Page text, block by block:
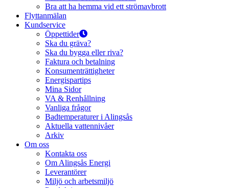
Bra att ha hemma vid ett strömavbrott
Flyttanmälan
Kundservice
Öppettider
Ska du gräva?
Ska du bygga eller riva?
Faktura och betalning
Konsumenträttigheter
Energispartips
Mina Sidor
VA & Renhållning
Vanliga frågor
Badtemperaturer i Alingsås
Aktuella vattennivåer
Arkiv
Om oss
Kontakta oss
Om Alingsås Energi
Leverantörer
Miljö och arbetsmiljö